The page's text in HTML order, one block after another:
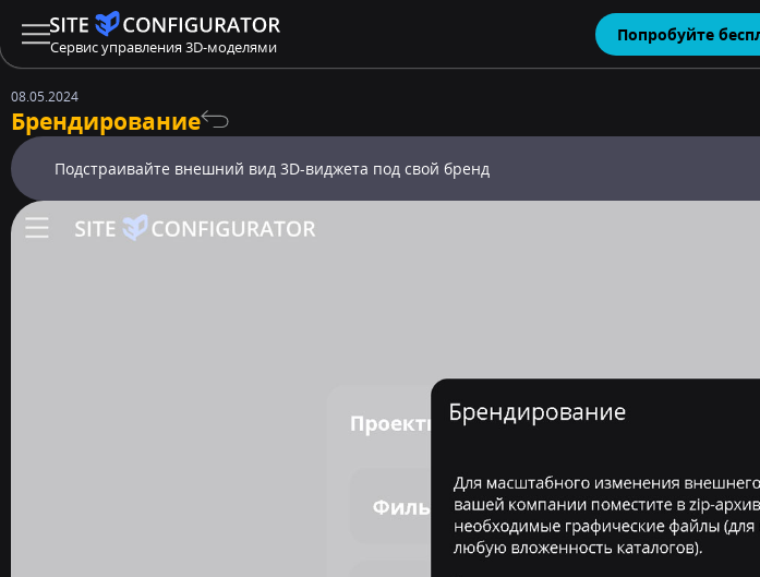
Сервис управления 3D-моделями
Попробуйте
08.05.2024
Брендирование
Подстраивайте внешний вид 3D-виджета под свой бренд